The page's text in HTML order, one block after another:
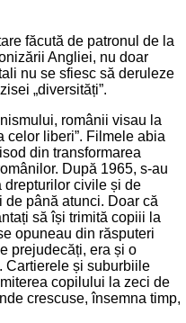
făcută de patronul de la
Angliei, nu doar
nu se sfiesc să deruleze
„diversități”.
românii visau la
celor liberi”. Filmele abia
din transformarea
După 1965, s-au
drepturilor civile și de
până atunci. Doar că
să își trimită copiii la
opuneau din răsputeri
prejudecăți, era și o
Cartierele și suburbiile
copilului la zeci de
crescuse, însemna timp,